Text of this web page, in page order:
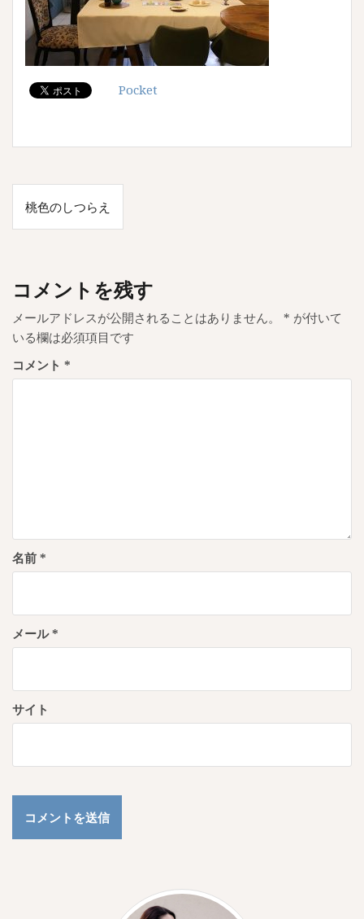
Pocket
投
稿
ビ
ゲ
ー
シ
ョ
桃色のしつらえ
コメントを残す
メールアドレスが公開されることはありません。 * が付いて
いる欄は必須項目です
コメント *
名前 *
メール*
サイト